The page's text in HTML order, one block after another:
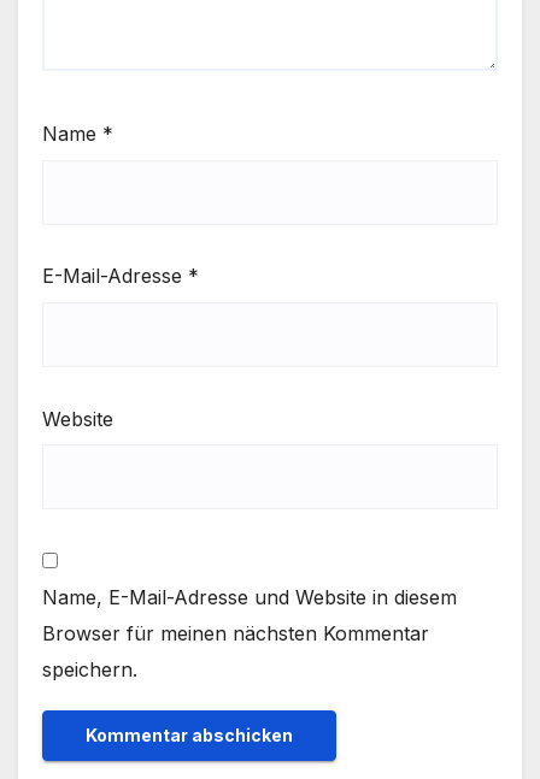
Name *
E-Mail-Adresse *
Website
Name, E-Mail-Adresse und Website in diesem
Browser für meinen nächsten Kommentar
speichern.